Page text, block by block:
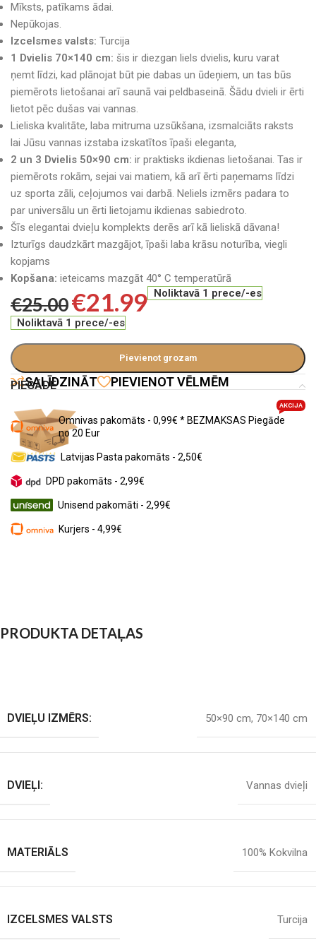
Mīksts, patīkams ādai.
Nepūkojas.
Izcelsmes valsts: Turcija
1 Dvielis 70×140 cm: šis ir diezgan liels dvielis, kuru varat
ņemt līdzi, kad plānojat būt pie dabas un ūdeņiem, un tas būs
piemērots lietošanai arī saunā vai peldbaseinā. Šādu dvieli ir ērti
lietot pēc dušas vai vannas.
Lieliska kvalitāte, laba mitruma uzsūkšana, izsmalciāts raksts
lai Jūsu vannas izstaba izskatītos īpaši eleganta,
2 un 3 Dvielis 50×90 cm: ir praktisks ikdienas lietošanai. Tas ir
piemērots rokām, sejai vai matiem, kā arī ērti paņemams līdzi
uz sporta zāli, ceļojumos vai darbā. Neliels izmērs padara to
par universālu un ērti lietojamu ikdienas sabiedroto.
Šīs elegantai dvieļu komplekts derēs arī kā lieliskā dāvana!
Izturīgs daudzkārt mazgājot, īpaši laba krāsu noturība, viegli
kopjams
Kopšana: ieteicams mazgāt 40° C temperatūrā
€25.00€21.99 Noliktavā 1 prece/-es
Noliktavā 1 prece/-es
Pievienot grozam
SALĪDZINĀT PIEVIENOT VĒLMĒM
PIEGĀDE
Omnivas pakomāts - 0,99€ * BEZMAKSAS Piegāde
no 20 Eur
AKCIJA
Latvijas Pasta pakomāts - 2,50€
DPD pakomāts - 2,99€
Unisend pakomāti - 2,99€
Kurjers - 4,99€
PRODUKTA DETAĻAS
DVIEĻU IZMĒRS: 50×90 cm, 70×140 cm
DVIEĻI: Vannas dvieļi
MATERIĀLS 100% Kokvilna
IZCELSMES VALSTS Turcija